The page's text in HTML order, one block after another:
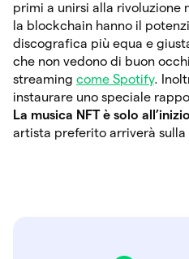
primi a unirsi alla rivoluzione
la blockchain hanno il
discografica più equa e
che non vedono di buon
streaming come Spotify.
instaurare uno speciale
La musica NFT è solo all’inizio
artista preferito arriverà